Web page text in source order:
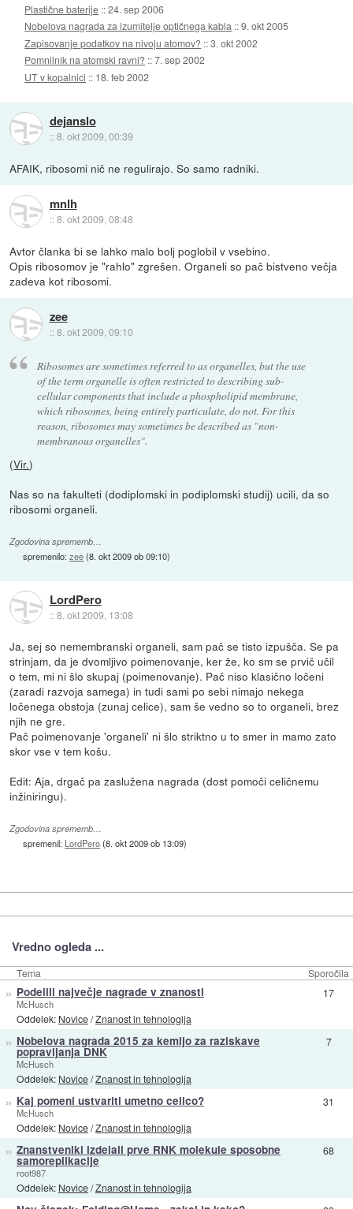
Plastične baterije ::24. sep 2006
Nobelova nagrada za izumitelje optičnega kabla ::9. okt 2005
Zapisovanje podatkov na nivoju atomov? ::3. okt 2002
Pomnilnik na atomski ravni? ::7. sep 2002
UT v kopalnici :: 18. feb 2002
dejanslo
::8. okt 2009, 00:39
AFAIK, ribosomi nič ne regulirajo. So samo radniki.
mnlh
::8. okt 2009, 08:48
Avtor članka bi se lahko malo bolj poglobil v vsebino.
Opis ribosomov je "rahlo" zgrešen. Organeli so pač bistveno večja
zadeva kot ribosomi.
zee
::8. okt 2009, 09:10
Ribosomes are sometimes referred to as organelles, but the use
of the term organelle is often restricted to describing sub-
cellular components that include a phospholipid membrane,
which ribosomes, being entirely particulate, do not. For this
reason, ribosomes may sometimes be described as "non-
membranous organelles".
(Vir.)
Nas so na fakulteti (dodiplomski in podiplomski studij) ucili, da so
ribosomi organeli.
Zgodovina sprememb…
spremenilo:zee(8. okt 2009 ob 09:10)
LordPero
::8. okt 2009, 13:08
Ja, sej so nemembranski organeli, sam pač se tisto izpušča. Se pa
strinjam, da je dvomljivo poimenovanje, ker že, ko sm se prvič učil
o tem, mi ni šlo skupaj (poimenovanje). Pač niso klasično ločeni
(zaradi razvoja samega) in tudi sami po sebi nimajo nekega
ločenega obstoja (zunaj celice), sam še vedno so to organeli, brez
njih ne gre.
Pač poimenovanje 'organeli' ni šlo striktno u to smer in mamo zato
skor vse v tem košu.
Edit: Aja, drgač pa zaslužena nagrada (dost pomoči celičnemu
inžiniringu).
Zgodovina sprememb…
spremenil: LordPero(8. okt 2009 ob 13:09)
Vredno ogleda ...
Tema Sporočila
» Podelili največje nagrade v znanosti
McHusch
Oddelek: Novice/Znanost in tehnologija
17
» Nobelova nagrada 2015 za kemijo za raziskave
popravljanja DNK
McHusch
Oddelek: Novice/Znanost in tehnologija
7
» Kaj pomeni ustvariti umetno celico?
McHusch
Oddelek: Novice/Znanost in tehnologija
31
» Znanstveniki izdelali prve RNK molekule sposobne
samoreplikacije
root987
Oddelek: Novice/Znanost in tehnologija
68